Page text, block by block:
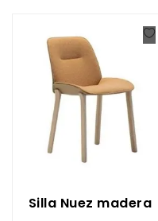
Silla Nuez madera